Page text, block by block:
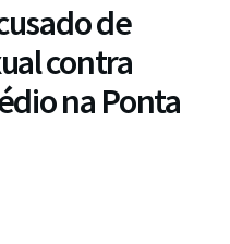
de
contra
na Ponta